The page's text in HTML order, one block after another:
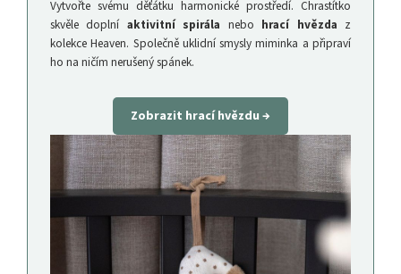
Vytvořte svému děťátku harmonické prostředí. Chrastítko
skvěle doplní aktivitní spirála nebo hrací hvězda z
kolekce Heaven. Společně uklidní smysly miminka a připraví
ho na ničím nerušený spánek.
Zobrazit hrací hvězdu →